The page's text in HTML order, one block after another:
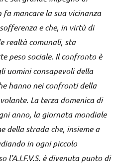
fa mancare la sua vicinanza
e che, in virtù di
realtà comunali, sta
peso sociale. Il confronto è
uomini consapevoli della
hanno nei confronti della
La terza domenica di
anno, la giornata mondiale
della strada che, insieme a
in ogni piccolo
l’A.I.F.V.S. è divenuta punto di